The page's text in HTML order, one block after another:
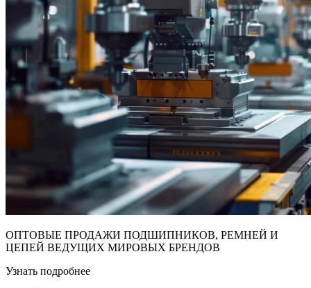
ОПТОВЫЕ ПРОДАЖИ ПОДШИПНИКОВ, РЕМНЕЙ И
ЦЕПЕЙ ВЕДУЩИХ МИРОВЫХ БРЕНДОВ
Узнать подробнее